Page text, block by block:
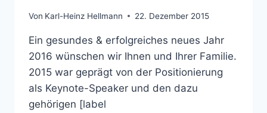
Von Karl-Heinz Hellmann 22. Dezember 2015
Ein gesundes & erfolgreiches neues Jahr
2016 wünschen wir Ihnen und Ihrer Familie.
2015 war geprägt von der Positionierung
als Keynote-Speaker und den dazu
gehörigen [label